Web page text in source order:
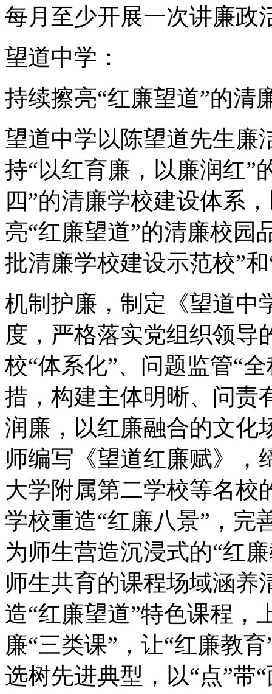
每月至少开展一次讲廉政
望道中学：
持续擦亮“红廉望道”的清
望道中学以陈望道先生廉
持“以红育廉，以廉润红”
四”的清廉学校建设体系
亮“红廉望道”的清廉校园
批清廉学校建设示范校”
机制护廉，制定《望道中
度，严格落实党组织领导
校“体系化”、问题监管“
措，构建主体明晰、问责
润廉，以红廉融合的文化
师编写《望道红廉赋》，
大学附属第二学校等名校
学校重造“红廉八景”，完
为师生营造沉浸式的“红
师生共育的课程场域涵养
造“红廉望道”特色课程，
廉“三类课”，让“红廉教
选树先进典型，以“点”带